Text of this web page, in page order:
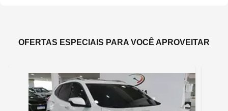
OFERTAS ESPECIAIS PARA VOCÊ APROVEITAR